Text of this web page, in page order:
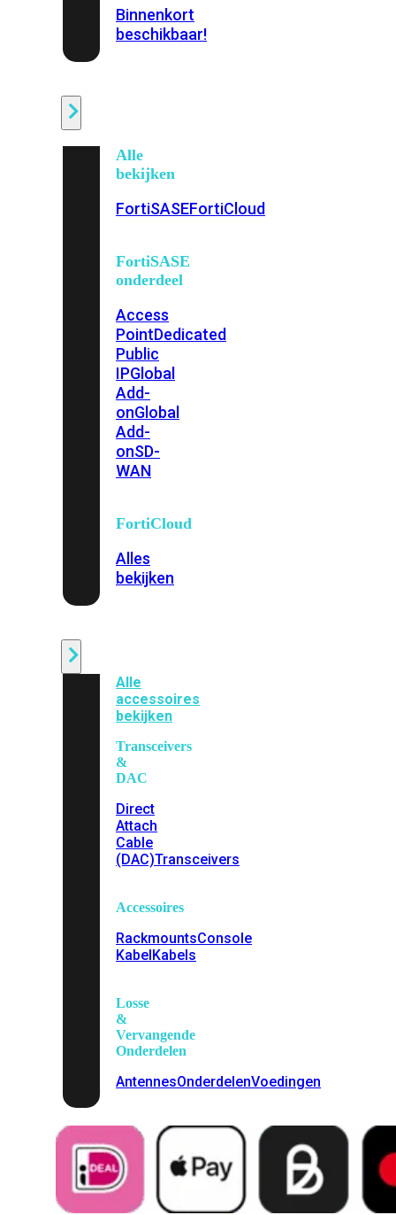
Binnenkort
beschikbaar!
Alle
bekijken
FortiSASEFortiCloud
FortiSASE
onderdeel
Access
PointDedicated
Public
IPGlobal
Add-
onGlobal
Add-
onSD-
WAN
FortiCloud
Alles
bekijken
Alle
accessoires
bekijken
Transceivers
&
DAC
Direct
Attach
Cable
(DAC)Transceivers
Accessoires
RackmountsConsole
KabelKabels
Losse
&
Vervangende
Onderdelen
AntennesOnderdelenVoedingen